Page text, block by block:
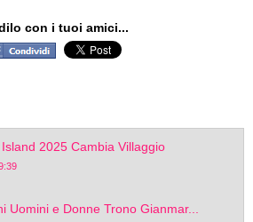
con i tuoi amici...
2025 Cambia Villaggio
Uomini e Donne Trono Gianmar...